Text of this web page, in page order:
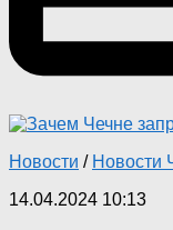
Новости / Новости
14.04.2024 10:13